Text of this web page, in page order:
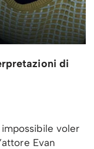
di
impossibile voler
Evan